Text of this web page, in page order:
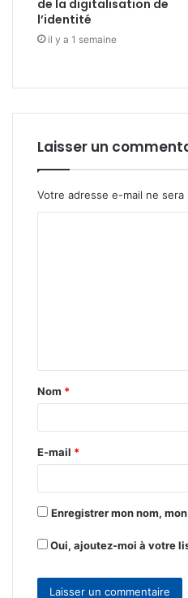
de la digitalisation de
l’identité
il y a 1 semaine
Laisser un
Votre adresse e-mail ne sera
t
a
e
*
Nom *
E-mail *
Enregistrer mon nom,
Oui, ajoutez-moi à votre